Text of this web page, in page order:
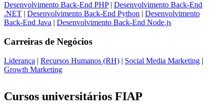
Desenvolvimento Back-End PHP| Desenvolvimento Back-End
.NET | Desenvolvimento Back-End Python | Desenvolvimento
Back-End Java | Desenvolvimento Back-End Node.js
Carreiras de Negócios
Liderança | Recursos Humanos (RH) | Social Media Marketing |
Growth Marketing
Cursos universitários FIAP